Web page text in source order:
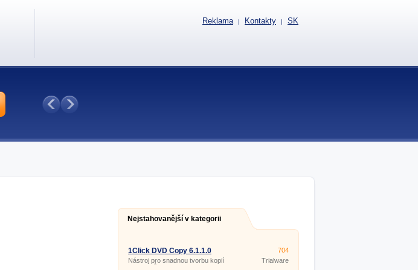
Nejstahovanější v kategorii
1Click DVD Copy 6.1.1.0
Nástroj pro snadnou tvorbu kopií
DVD filmů.
704
Trialware
Reklama | Kontakty | SK